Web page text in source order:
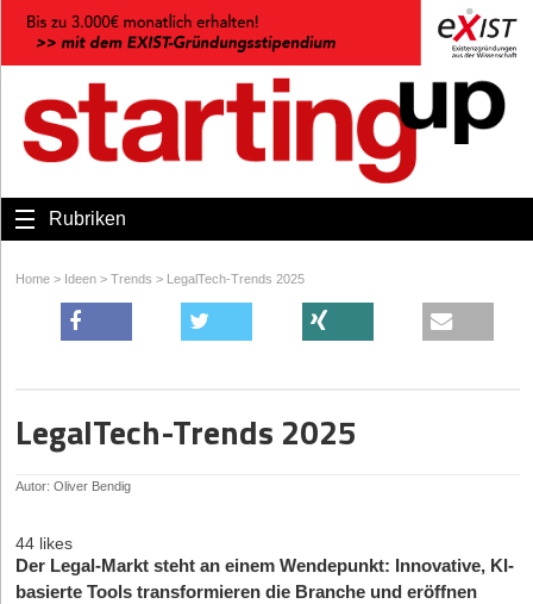
Rubriken
Home > Ideen > Trends > LegalTech-Trends 2025
LegalTech-Trends 2025
Autor: Oliver Bendig
44 likes
Der Legal-Markt steht an einem Wendepunkt: Innovative, KI-
basierte Tools transformieren die Branche und eröffnen